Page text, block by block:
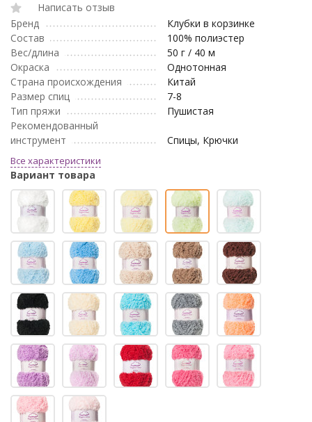
Написать отзыв
Бренд
Клубки в корзинке
Состав
100% полиэстер
Вес/длина
50 г / 40 м
Окраска
Однотонная
Страна происхождения
Китай
Размер спиц
7-8
Тип пряжи
Пушистая
Рекомендованный
инструмент
Спицы, Крючки
Все характеристики
Вариант товара